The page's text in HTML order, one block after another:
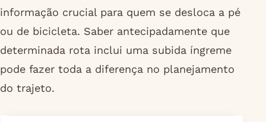
informação crucial para quem se desloca a pé
ou de bicicleta. Saber antecipadamente que
determinada rota inclui uma subida íngreme
pode fazer toda a diferença no planejamento
do trajeto.